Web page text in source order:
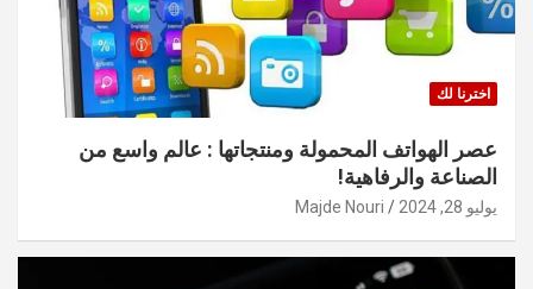
اخترنا لك
عصر الهواتف المحمولة ومنتجاتها : عالم واسع من
الصناعة والرفاهية!
يوليو 28, 2024 Majde Nouri